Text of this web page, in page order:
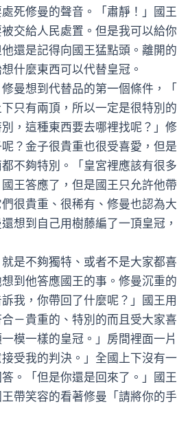
死修曼的聲音。「肅靜！」國
交給人民處置。但是我可以給
還是記得向國王猛點頭。離開
什麼東西可以代替皇冠。
曼想到代替品的第一個條件，
只有兩頂，所以一定是很特別
，這種東西要去哪裡找呢？」
？金子很貴重也很受喜愛，但
不夠特別。「皇宮裡應該有很
王答應了，但是國王只允許他
很貴重、很稀有、修曼也認為
想到自己用樹藤編了一頂皇冠
不夠獨特、或者不是大家都
到他答應國王的事。修曼沉重
我，你帶回了什麼呢？」國王
－貴重的、特別的而且受大家
模一樣的皇冠。」房間裡面一
受我的判決。」全國上下沒有
。「但是你還是回來了。」國
帶笑容的看著修曼「請將你的